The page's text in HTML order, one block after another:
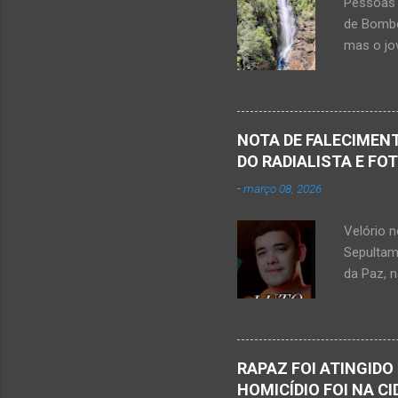
s
de
mas o
Mato
feira,
Minas.
Rosa,
NOTA DE
DO RADIALISTA E
-março 08, 2026
Velório
da Paz,
desse
Nardone
Sílvio da
RAPAZ FOI
HOMICÍDIO FOI NA